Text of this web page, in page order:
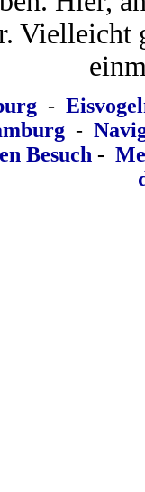
Vielleicht
-
-
Besuch -